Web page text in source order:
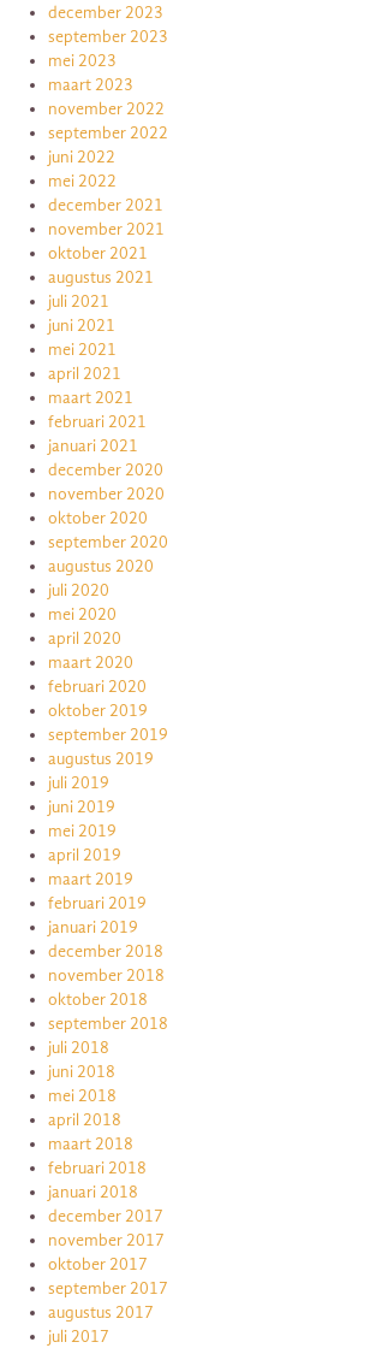
december 2023
september 2023
mei 2023
maart 2023
november 2022
september 2022
juni 2022
mei 2022
december 2021
november 2021
oktober 2021
augustus 2021
juli 2021
juni 2021
mei 2021
april 2021
maart 2021
februari 2021
januari 2021
december 2020
november 2020
oktober 2020
september 2020
augustus 2020
juli 2020
mei 2020
april 2020
maart 2020
februari 2020
oktober 2019
september 2019
augustus 2019
juli 2019
juni 2019
mei 2019
april 2019
maart 2019
februari 2019
januari 2019
december 2018
november 2018
oktober 2018
september 2018
juli 2018
juni 2018
mei 2018
april 2018
maart 2018
februari 2018
januari 2018
december 2017
november 2017
oktober 2017
september 2017
augustus 2017
juli 2017